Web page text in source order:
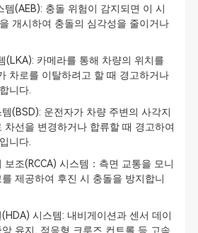
(AEB): 충돌 위험이 감지되면 이 시
개시하여 충돌의 심각성을 줄이거나
카메라를 통해 차량의 위치를
차로를 이탈하려고 할 때 경고하거나
니다.
(BSD): 운전자가 차량 주변의 사각지
차선을 변경하거나 합류할 때 경고하여
니다.
조(RCCA) 시스템：측면 교통을 모니
제공하여 후진 시 충돌을 방지합니
시스템: 내비게이션과 센서 데이
유지, 적응형 크루즈 컨트롤 등 고속